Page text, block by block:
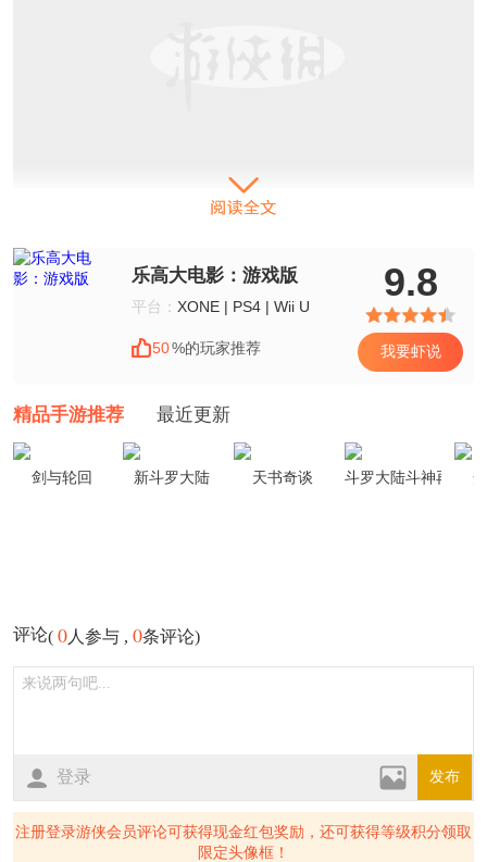
乐高大电影：游戏版
平台： XONE | PS4 | Wii U
50%的玩家推荐
9.8
我要虾说
精品手游推荐 最近更新
剑与轮回 新斗罗大陆 天书奇谈 斗罗大陆斗神再临
评论( 0人参与 , 0条评论)
登录 发布
注册登录游侠会员评论可获得现金红包奖励，还可获得等级积分领取
限定头像框！